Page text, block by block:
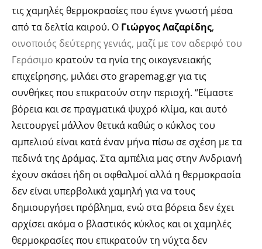
τις χαμηλές θερμοκρασίες που έγινε γνωστή μέσα
από τα δελτία καιρού. Ο Γιώργος Λαζαρίδης,
οινοποιός δεύτερης γενιάς, μαζί με τον αδερφό του
Γεράσιμο κρατούν τα ηνία της οικογενειακής
επιχείρησης, μιλάει στο grapemag.gr για τις
συνθήκες που επικρατούν στην περιοχή. “Είμαστε
βόρεια και σε πραγματικά ψυχρό κλίμα, και αυτό
λειτουργεί μάλλον θετικά καθώς ο κύκλος του
αμπελιού είναι κατά έναν μήνα πίσω σε σχέση με τα
πεδινά της Δράμας. Στα αμπέλια μας στην Ανδριανή
έχουν σκάσει ήδη οι οφθαλμοί αλλά η θερμοκρασία
δεν είναι υπερβολικά χαμηλή για να τους
δημιουργήσει πρόβλημα, ενώ στα βόρεια δεν έχει
αρχίσει ακόμα ο βλαστικός κύκλος και οι χαμηλές
θερμοκρασίες που επικρατούν τη νύχτα δεν